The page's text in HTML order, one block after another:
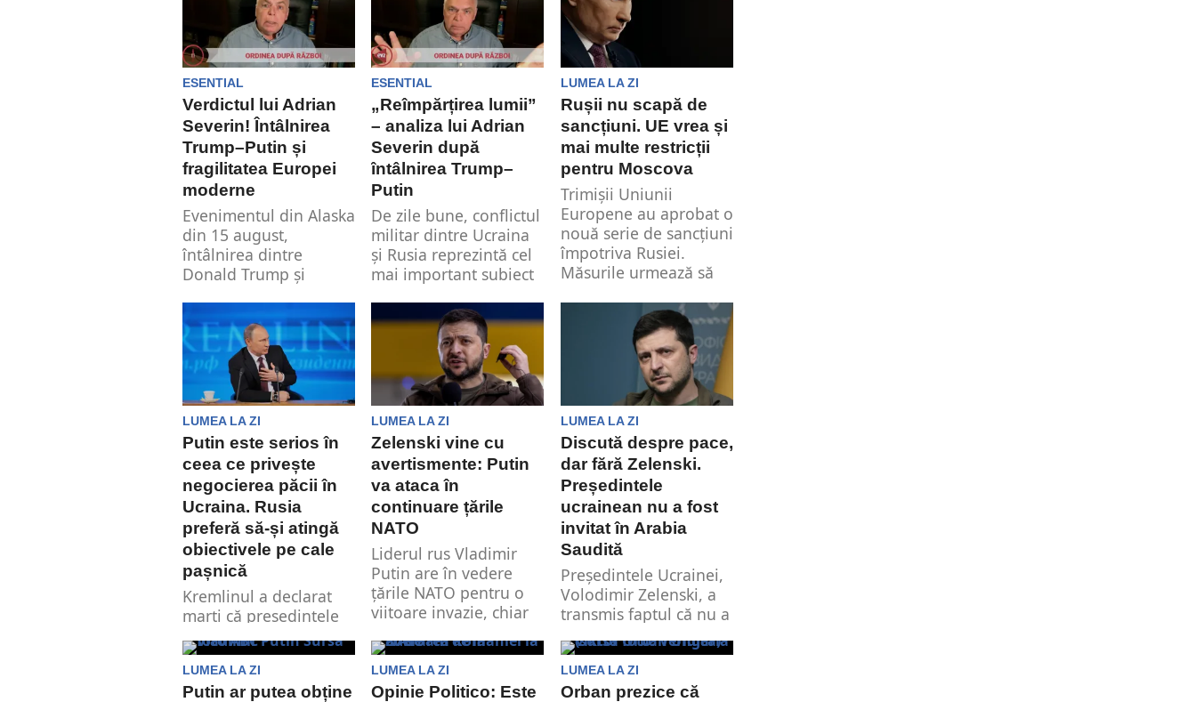
ESENTIAL
Verdictul lui Adrian
Severin! Întâlnirea
Trump–Putin și
fragilitatea Europei
moderne
Evenimentul din Alaska
din 15 august,
întâlnirea dintre
Donald Trump și
asemănată,...
ESENTIAL
„Reîmpărțirea lumii”
– analiza lui Adrian
Severin după
întâlnirea Trump–
Putin
De zile bune, conflictul
militar dintre Ucraina
și Rusia reprezintă cel
mai important subiect
LUMEA LA ZI
Rușii nu scapă de
sancțiuni. UE vrea și
mai multe restricții
pentru Moscova
Trimișii Uniunii
Europene au aprobat o
nouă serie de sancțiuni
împotriva Rusiei.
Măsurile urmează să
LUMEA LA ZI
Putin este serios în
ceea ce privește
negocierea păcii în
Ucraina. Rusia
preferă să-și atingă
obiectivele pe cale
pașnică
Kremlinul a declarat
marți că președintele
rus Vladimir Putin este
serios în ceea ce
privește negocierea...
LUMEA LA ZI
Zelenski vine cu
avertismente: Putin
va ataca în
continuare țările
NATO
Liderul rus Vladimir
Putin are în vedere
țările NATO pentru o
viitoare invazie, chiar
LUMEA LA ZI
Discută despre pace,
dar fără Zelenski.
Președintele
ucrainean nu a fost
invitat în Arabia
Saudită
Președintele Ucrainei,
Volodimir Zelenski, a
transmis faptul că nu a
negocierilor din...
LUMEA LA ZI
Putin ar putea obține
LUMEA LA ZI
Opinie Politico: Este
LUMEA LA ZI
Orban prezice că